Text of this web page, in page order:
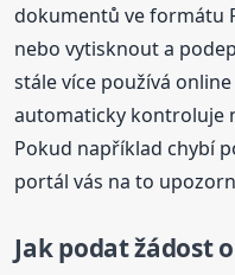
dokumentů ve formátu
nebo vytisknout a
stále více používá
automaticky kontroluje
Pokud například chybí
portál vás na to
Jak podatžádosto